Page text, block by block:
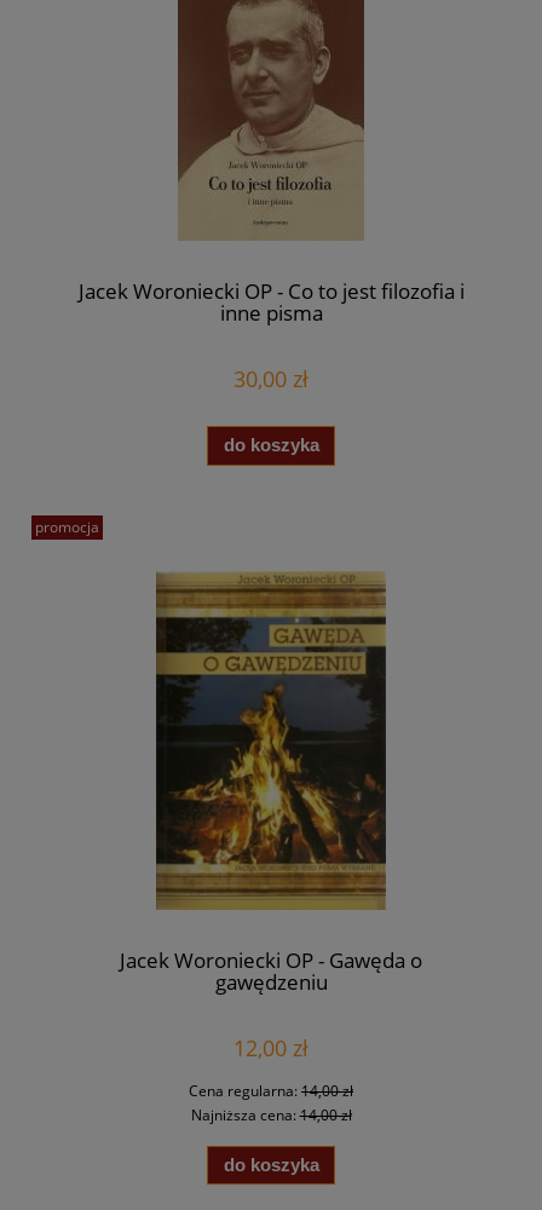
Jacek Woroniecki OP - Co to jest filozofia i
inne pisma
30,00 zł
do koszyka
Jacek Woroniecki OP - Gawęda o
gawędzeniu
12,00 zł
Cena regularna: 14,00 zł
Najniższa cena:14,00 zł
do koszyka
promocja